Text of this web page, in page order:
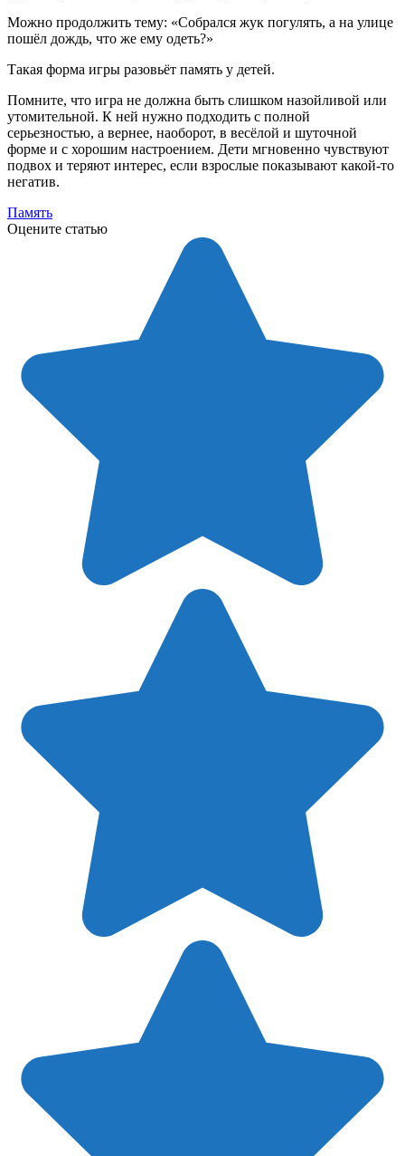
Можно продолжить тему: «Собрался жук погулять, а на улице
пошёл дождь, что же ему одеть?»
Такая форма игры разовьёт память у детей.
Помните, что игра не должна быть слишком назойливой или
утомительной. К ней нужно подходить с полной
серьезностью, а вернее, наоборот, в весёлой и шуточной
форме и с хорошим настроением. Дети мгновенно чувствуют
подвох и теряют интерес, если взрослые показывают какой-то
негатив.
Память
Оцените статью